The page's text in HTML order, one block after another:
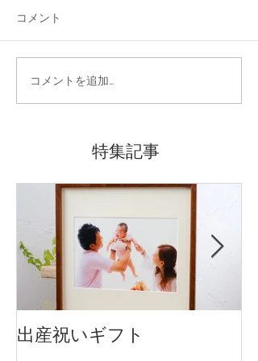
コメント
コメントを追加…
特集記事
出産祝いギフト